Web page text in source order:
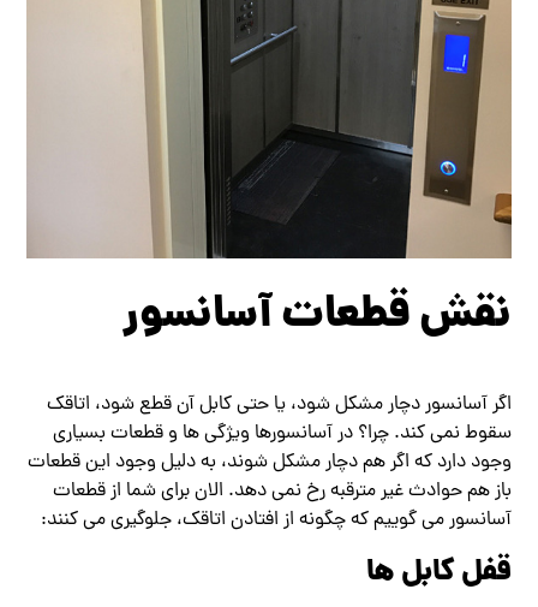
نقش قطعات آسانسور
اگر آسانسور دچار مشکل شود، یا حتی کابل آن قطع شود، اتاقک
سقوط نمی کند. چرا؟ در آسانسورها ویژگی ها و قطعات بسیاری
وجود دارد که اگر هم دچار مشکل شوند، به دلیل وجود این قطعات
باز هم حوادث غیر مترقبه رخ نمی دهد. الان برای شما از قطعات
آسانسور می گوییم که چگونه از افتادن اتاقک، جلوگیری می کنند:
قفل کابل ها